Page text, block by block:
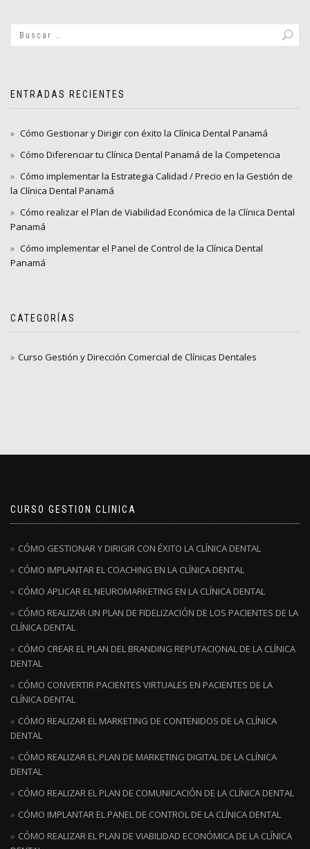
ENTRADAS RECIENTES
Cómo Gestionar y Dirigir con éxito la Clínica Dental Panamá
Cómo Diferenciar tu Clínica Dental Panamá de la Competencia
Cómo implementar la Estrategia Calidad / Precio en la Gestión de
la Clínica Dental Panamá
Cómo realizar el Plan de Viabilidad Económica de la Clínica Dental
Panamá
Cómo implementar el Panel de Control de la Clínica Dental
Panamá
CATEGORÍAS
Curso Gestión y Dirección Comercial de Clínicas Dentales
CURSO GESTION CLINICA
CÓMO GESTIONAR Y DIRIGIR CON ÉXITO LA CLÍNICA DENTAL
CÓMO IMPLANTAR EL COACHING EN LA CLÍNICA DENTAL
CÓMO APLICAR EL NEUROMARKETING EN LA CLÍNICA DENTAL
CÓMO REALIZAR UN PLAN DE FIDELIZACIÓN DE LOS PACIENTES DE LA
CLÍNICA DENTAL
CÓMO CREAR EL PLAN DEL BRANDING REPUTACIONAL DE LA CLÍNICA
DENTAL
CÓMO CONVERTIR PACIENTES VIRTUALES EN PACIENTES DE LA
CLÍNICA DENTAL
CÓMO REALIZAR EL MARKETING DE CONTENIDOS DE LA CLÍNICA
DENTAL
CÓMO REALIZAR EL PLAN DE MARKETING DIGITAL DE LA CLÍNICA
DENTAL
CÓMO REALIZAR EL PLAN DE COMUNICACIÓN DE LA CLÍNICA DENTAL
CÓMO IMPLANTAR EL PANEL DE CONTROL DE LA CLÍNICA DENTAL
CÓMO REALIZAR EL PLAN DE VIABILIDAD ECONÓMICA DE LA CLÍNICA